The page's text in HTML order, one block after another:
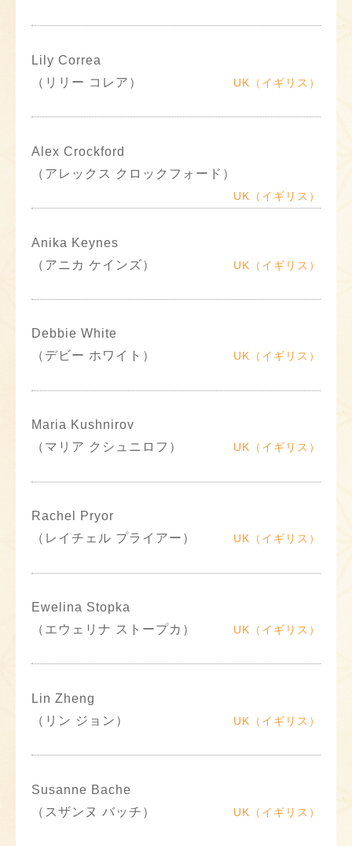
Lily Correa
（リリー コレア）
UK（イギリス）
Alex Crockford
（アレックス クロックフォード）
UK（イギリス）
Anika Keynes
（アニカ ケインズ）
UK（イギリス）
Debbie White
（デビー ホワイト）
UK（イギリス）
Maria Kushnirov
（マリア クシュニロフ）
UK（イギリス）
Rachel Pryor
（レイチェル プライアー）
UK（イギリス）
Ewelina Stopka
（エウェリナ ストープカ）
UK（イギリス）
Lin Zheng
（リン ジョン）
UK（イギリス）
Susanne Bache
（スザンヌ バッチ）
UK（イギリス）